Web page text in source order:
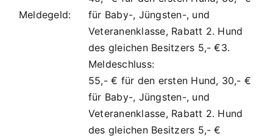
Meldegeld:
für Baby-, Jüngsten-, und
Veteranenklasse, Rabatt 2. Hund
des gleichen Besitzers 5,- €3.
Meldeschluss:
55,- € für den ersten Hund, 30,- €
für Baby-, Jüngsten-, und
Veteranenklasse, Rabatt 2. Hund
des gleichen Besitzers 5,- €